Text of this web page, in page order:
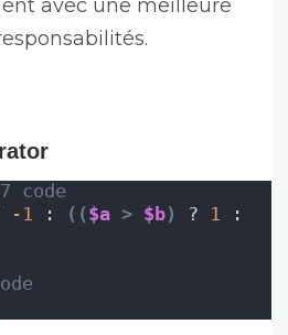
avec une meilleure
code
-1 : (($a > $b) ? 1